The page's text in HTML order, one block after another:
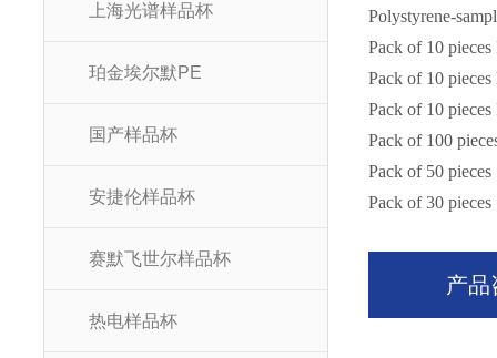
上海光谱样品杯
珀金埃尔默PE
国产样品杯
安捷伦样品杯
赛默飞世尔样品杯
热电样品杯
Polystyrene-
Pack of 10
Pack of 10
Pack of 10
Pack of 100
Pack of 50
Pack of 30
产品